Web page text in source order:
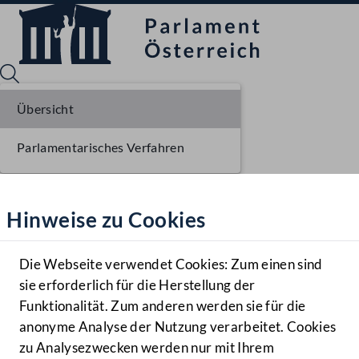
Hilfe
Benutzer
Navigationsmenü öffnen
MENÜ
Hinweise zu Cookies
Die Webseite verwendet Cookies: Zum einen sind
sie erforderlich für die Herstellung der
Funktionalität. Zum anderen werden sie für die
anonyme Analyse der Nutzung verarbeitet. Cookies
zu Analysezwecken werden nur mit Ihrem
Übersicht
Parlamentarisches Verfahren